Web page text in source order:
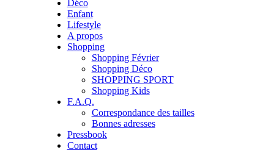
Déco
Enfant
Lifestyle
A propos
Shopping
Shopping Février
Shopping Déco
SHOPPING SPORT
Shopping Kids
F.A.Q.
Correspondance des tailles
Bonnes adresses
Pressbook
Contact